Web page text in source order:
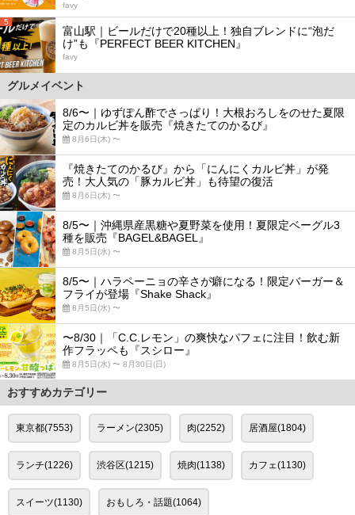
favy
5
富山駅｜ビールだけで20種以上！独自ブレンドに“泡だ
け”も『PERFECT BEER KITCHEN』
favy
グルメイベント
8/6〜｜ゆずぽん酢でさっぱり！大根おろしをのせた夏限
定のカルビ丼を販売『焼きたてのかるび』
8月6日(木) 〜
『焼きたてのかるび』から「にんにくカルビ丼」が発
売！大人気の「豚カルビ丼」も待望の復活
8月6日(木) 〜
8/5〜｜沖縄県産黒糖や夏野菜を使用！夏限定ベーグル3
種を販売『BAGEL&BAGEL』
8月5日(水) 〜
8/5〜｜ハラペーニョの辛さが癖になる！限定バーガー＆
フライが登場『Shake Shack』
8月5日(水) 〜
〜8/30｜「C.C.レモン」の爽快なパフェに注目！飲む新
作フラッペも『スシロー』
8月5日(水) 〜 8月30日(日)
おすすめカテゴリー
東京都(7553) ラーメン(2305) 肉(2252) 居酒屋(1804)
ランチ(1226) 渋谷区(1215) 焼肉(1138) カフェ(1130)
スイーツ(1130) おもしろ・話題(1064)